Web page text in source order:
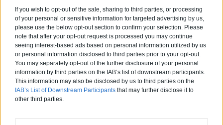
If you wish to opt-out of the sale, sharing to third parties, or processing
of your personal or sensitive information for targeted advertising by us,
please use the below opt-out section to confirm your selection. Please
note that after your opt-out request is processed you may continue
seeing interest-based ads based on personal information utilized by us
or personal information disclosed to third parties prior to your opt-out.
You may separately opt-out of the further disclosure of your personal
information by third parties on the IAB’s list of downstream participants.
This information may also be disclosed by us to third parties on the
IAB’s List of Downstream Participants that may further disclose it to
other third parties.
Bioclimatique maximal) et pour vérifier ce point, on va
utiliser un coefficient Bbio qui pourra servir à attester, à la
fin du chantier que l’étude thermique a bien été respectée
et que votre maison répond aux normes en vigueur.
On le voit, la construction d’une maison neuve doit se
préparer très en amont. Il est essentiel de vérifier de
nombreux points et de passer par un architecte pour
étudier le meilleur emplacement pour votre future maison.
Les impératifs administratifs pourront aussi être étudiés